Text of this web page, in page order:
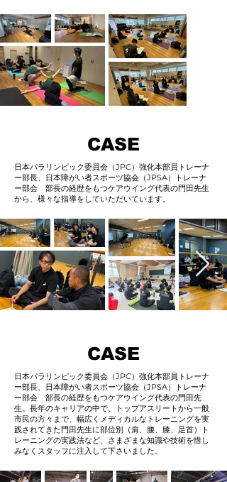
CASE
日本パラリンピック委員会（JPC）強化本部員トレーナ
ー部長、日本障がい者スポーツ協会（JPSA）トレーナ
ー部会 部長の経歴をもつケアウイング代表の門田先生
から、様々な指導をしていただいています。
CASE
日本パラリンピック委員会（JPC）強化本部員トレーナ
ー部長、日本障がい者スポーツ協会（JPSA）トレーナ
ー部会 部長の経歴をもつケアウイング代表の門田先
生。長年のキャリアの中で、トップアスリートから一般
市民の方々まで、幅広くメディカルなトレーニングを実
践されてきた門田先生に部位別（肩、腰、膝、足首）ト
レーニングの実践法など、さまざまな知識や技術を惜し
みなくスタッフに注入して下さいました。